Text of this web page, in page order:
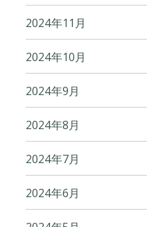
2024年11月
2024年10月
2024年9月
2024年8月
2024年7月
2024年6月